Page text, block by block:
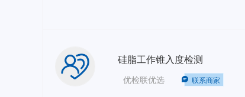
硅脂工作锥入度检测
优检联优选 联系商家